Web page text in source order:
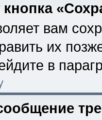
кнопка
вам
их
в